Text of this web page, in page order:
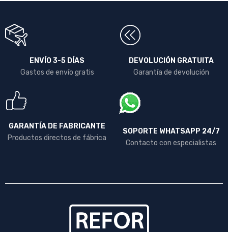
ENVÍO 3-5 DÍAS
Gastos de envío gratis
DEVOLUCIÓN GRATUITA
Garantía de devolución
GARANTÍA DE FABRICANTE
Productos directos de fábrica
SOPORTE WHATSAPP 24/7
Contacto con especialistas